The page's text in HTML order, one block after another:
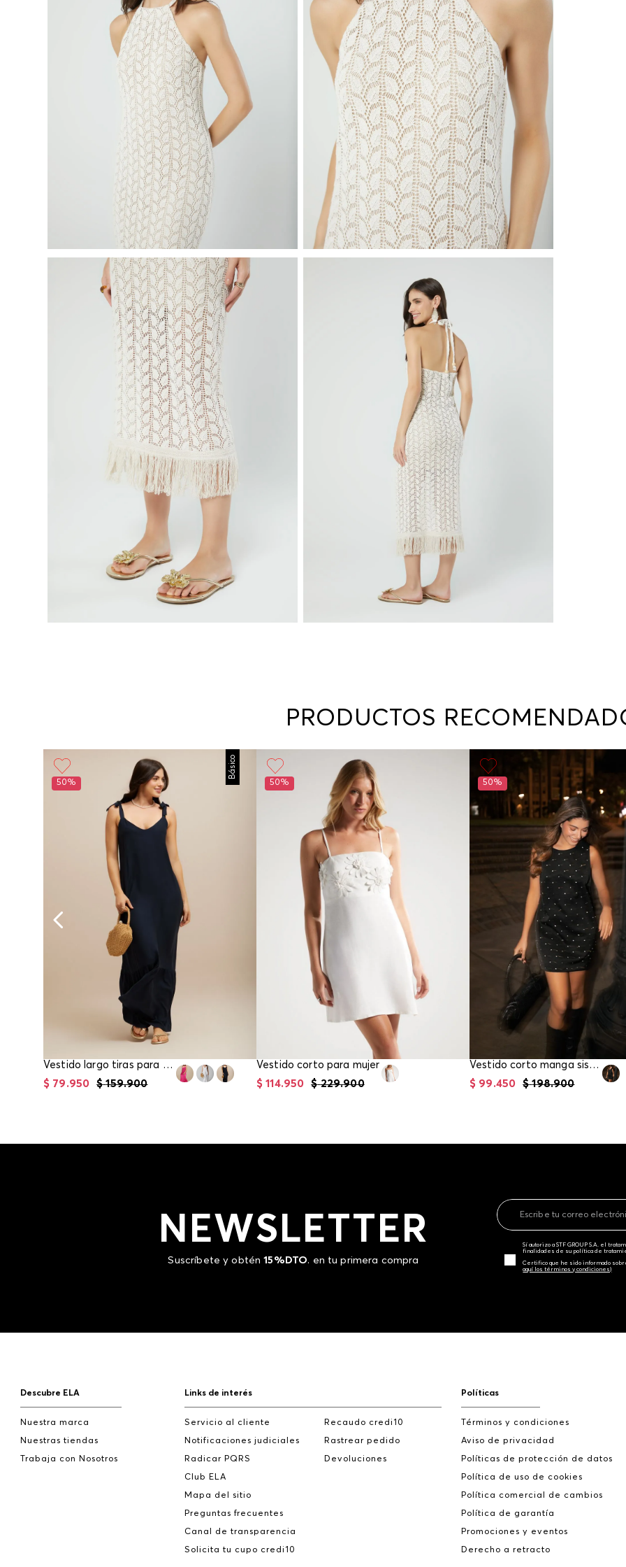
Otros:
En
PRODUCTOS
Básico
50%
Vestido largo tiras para mujer
$ 159.900
$ 79.950
50%
Vestido corto para mujer
$ 229.900
$ 114.950
50%
Vestido corto manga sisa para mujer
$ 198.900
$ 99.450
NEWSLETTER
Suscríbete y obtén15%DTO. en tu primera compra
Sí autorizo a STF GROUP S.A. el
finalidades de su política de
Certifico que he sido informado
aquí los términos y condiciones)
Descubre ELA
Nuestra marca
Nuestras tiendas
Trabaja con Nosotros
Links de interés
Servicio al cliente
Notificaciones judiciales
Radicar PQRS
Club ELA
Mapa del sitio
Preguntas frecuentes
Canal de transparencia
Solicita tu cupo credi10
Recaudo credi10
Rastrear pedido
Devoluciones
Políticas
Términos y condiciones
Aviso de privacidad
Políticas de protección de datos
Política de uso de cookies
Política comercial de cambios
Política de garantía
Promociones y eventos
Derecho a retracto